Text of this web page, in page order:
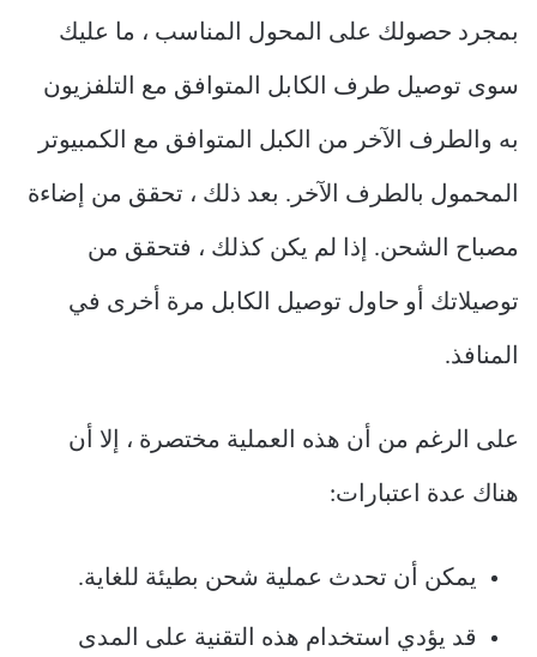
بمجرد حصولك على المحول المناسب ، ما عليك
سوى توصيل طرف الكابل المتوافق مع التلفزيون
به والطرف الآخر من الكبل المتوافق مع الكمبيوتر
المحمول بالطرف الآخر. بعد ذلك ، تحقق من إضاءة
مصباح الشحن. إذا لم يكن كذلك ، فتحقق من
توصيلاتك أو حاول توصيل الكابل مرة أخرى في
المنافذ.
على الرغم من أن هذه العملية مختصرة ، إلا أن
هناك عدة اعتبارات:
يمكن أن تحدث عملية شحن بطيئة للغاية.
قد يؤدي استخدام هذه التقنية على المدى